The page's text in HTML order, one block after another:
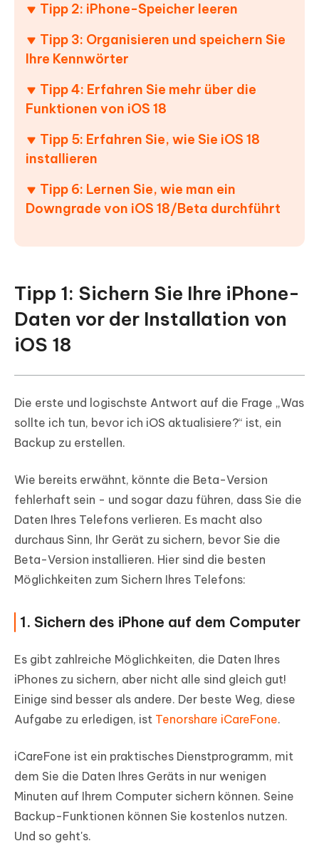
Tipp 2: iPhone-Speicher leeren
Tipp 3: Organisieren und speichern Sie
Ihre Kennwörter
Tipp 4: Erfahren Sie mehr über die
Funktionen von iOS 18
Tipp 5: Erfahren Sie, wie Sie iOS 18
installieren
Tipp 6: Lernen Sie, wie man ein
Downgrade von iOS 18/Beta durchführt
Tipp 1: Sichern Sie Ihre iPhone-
Daten vor der Installation von
iOS 18
Die erste und logischste Antwort auf die Frage „Was
sollte ich tun, bevor ich iOS aktualisiere?“ ist, ein
Backup zu erstellen.
Wie bereits erwähnt, könnte die Beta-Version
fehlerhaft sein - und sogar dazu führen, dass Sie die
Daten Ihres Telefons verlieren. Es macht also
durchaus Sinn, Ihr Gerät zu sichern, bevor Sie die
Beta-Version installieren. Hier sind die besten
Möglichkeiten zum Sichern Ihres Telefons:
1. Sichern des iPhone auf dem Computer
Es gibt zahlreiche Möglichkeiten, die Daten Ihres
iPhones zu sichern, aber nicht alle sind gleich gut!
Einige sind besser als andere. Der beste Weg, diese
Aufgabe zu erledigen, ist Tenorshare iCareFone.
iCareFone ist ein praktisches Dienstprogramm, mit
dem Sie die Daten Ihres Geräts in nur wenigen
Minuten auf Ihrem Computer sichern können. Seine
Backup-Funktionen können Sie kostenlos nutzen.
Und so geht's.